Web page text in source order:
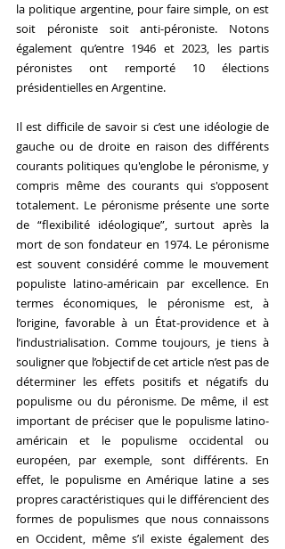
la politique argentine, pour faire simple, on est
soit péroniste soit anti-péroniste. Notons
également qu’entre 1946 et 2023, les partis
péronistes ont remporté 10 élections
présidentielles en Argentine.
Il est difficile de savoir si c’est une idéologie de
gauche ou de droite en raison des différents
courants politiques qu'englobe le péronisme, y
compris même des courants qui s'opposent
totalement. Le péronisme présente une sorte
de “flexibilité idéologique”, surtout après la
mort de son fondateur en 1974. Le péronisme
est souvent considéré comme le mouvement
populiste latino-américain par excellence. En
termes économiques, le péronisme est, à
l’origine, favorable à un État-providence et à
l’industrialisation. Comme toujours, je tiens à
souligner que l’objectif de cet article n’est pas de
déterminer les effets positifs et négatifs du
populisme ou du péronisme. De même, il est
important de préciser que le populisme latino-
américain et le populisme occidental ou
européen, par exemple, sont différents. En
effet, le populisme en Amérique latine a ses
propres caractéristiques qui le différencient des
formes de populismes que nous connaissons
en Occident, même s’il existe également des